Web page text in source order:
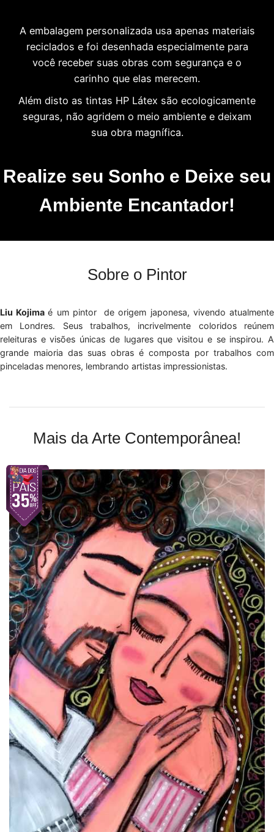
A embalagem personalizada usa apenas materiais
reciclados e foi desenhada especialmente para
você receber suas obras com segurança e o
carinho que elas merecem.
Além disto as tintas HP Látex são ecologicamente
seguras, não agridem o meio ambiente e deixam
sua obra magnífica.
Realize seu Sonho e Deixe seu
Ambiente Encantador!
Sobre o Pintor
Liu Kojimaé um pintor de origem japonesa, vivendo atualmente
em Londres. Seus trabalhos, incrivelmente coloridos reúnem
releituras e visões únicas de lugares que visitou e se inspirou. A
grande maioria das suas obras é composta por trabalhos com
pinceladas menores, lembrando artistas impressionistas.
Mais da Arte Contemporânea!